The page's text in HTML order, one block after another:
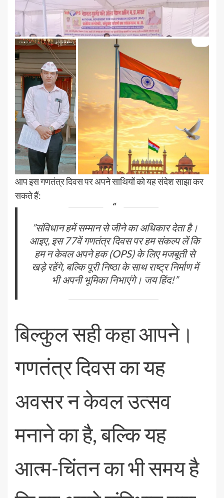
आप इस गणतंत्र दिवस पर अपने साथियों को यह संदेश साझा कर
सकते हैं:
​”संविधान हमें सम्मान से जीने का अधिकार देता है।
आइए, इस 77वें गणतंत्र दिवस पर हम संकल्प लें कि
हम न केवल अपने हक (OPS) के लिए मजबूती से
खड़े रहेंगे, बल्कि पूरी निष्ठा के साथ राष्ट्र निर्माण में
भी अपनी भूमिका निभाएंगे। जय हिंद!”
बिल्कुल सही कहा आपने।
गणतंत्र दिवस का यह
अवसर न केवल उत्सव
मनाने का है, बल्कि यह
आत्म-चिंतन का भी समय है